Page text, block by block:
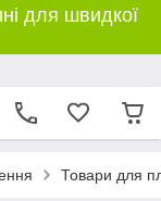
для швидкої
Товари для